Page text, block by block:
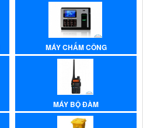
MÁY CHẤM CÔNG
MÁY BỘ ĐÀM